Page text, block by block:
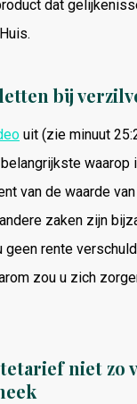
dat
bij
uit (zie minuut
waarop
van de waarde
zaken zijn
rente
zou u zich
niet zo